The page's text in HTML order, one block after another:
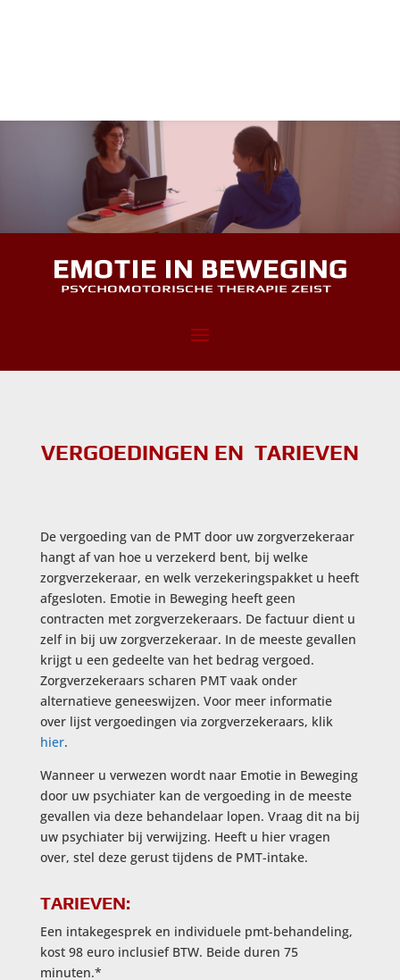
VERGOEDINGEN EN TARIEVEN
De vergoeding van de PMT door uw zorgverzekeraar
hangt af van hoe u verzekerd bent, bij welke
zorgverzekeraar, en welk verzekeringspakket u heeft
afgesloten. Emotie in Beweging heeft geen
contracten met zorgverzekeraars. De factuur dient u
zelf in bij uw zorgverzekeraar. In de meeste gevallen
krijgt u een gedeelte van het bedrag vergoed.
Zorgverzekeraars scharen PMT vaak onder
alternatieve geneeswijzen. Voor meer informatie
over lijst vergoedingen via zorgverzekeraars, klik
hier.
Wanneer u verwezen wordt naar Emotie in Beweging
door uw psychiater kan de vergoeding in de meeste
gevallen via deze behandelaar lopen. Vraag dit na bij
uw psychiater bij verwijzing. Heeft u hier vragen
over, stel deze gerust tijdens de PMT-intake.
TARIEVEN:
Een intakegesprek en individuele pmt-behandeling,
kost 98 euro inclusief BTW. Beide duren 75
minuten.*